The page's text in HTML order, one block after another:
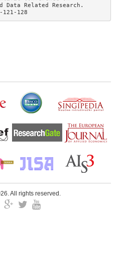
Data Related Research.
128
All rights reserved.